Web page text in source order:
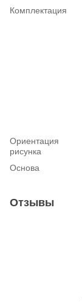
Комплектация
Ориентация
рисунка
Основа
Отзывы